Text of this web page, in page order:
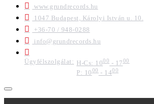
www.grundrecords.hu
1047 Budapest, Károlyi István u. 10.
+36-70 / 948-0288
info@grundrecords.hu
Ügyfélszolgálat: H-Cs: 1000 - 1700
P: 1000- 1400